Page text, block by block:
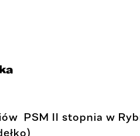
PSM II stopnia w